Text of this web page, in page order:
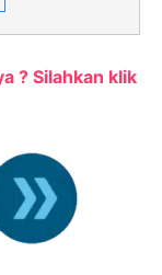
? Silahkan klik